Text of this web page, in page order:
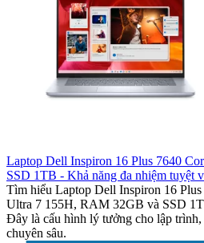
Laptop Dell Inspiron 16 Plus 7640
SSD 1TB - Khả năng đa nhiệm tuyệt
Tìm hiểu Laptop Dell Inspiron 16
Ultra 7 155H, RAM 32GB và SSD
Đây là cấu hình lý tưởng cho lập
chuyên sâu.